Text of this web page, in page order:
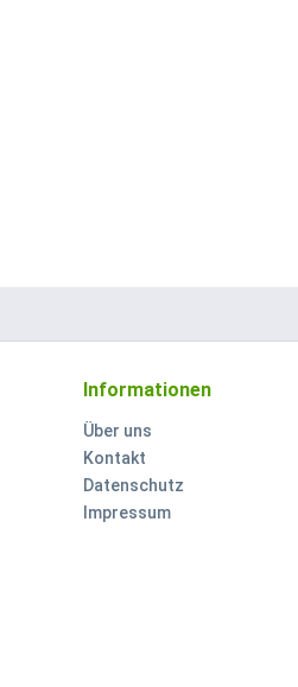
Informationen
Über uns
Kontakt
Datenschutz
Impressum